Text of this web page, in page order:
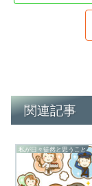
関連記事
私が日々徒然と思うこと